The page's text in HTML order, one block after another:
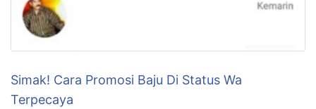
Simak! Cara Promosi Baju Di Status Wa
Terpecaya